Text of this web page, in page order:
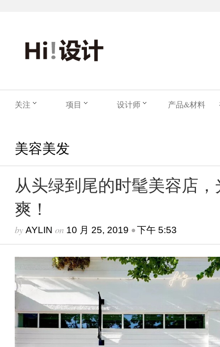
关注 项目 设计师 产品&材料
美容美发
从头绿到尾的时髦美容店
爽！
by AYLIN on 10 月 25, 2019 •下午 5:53